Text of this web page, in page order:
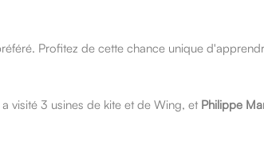
Profitez de cette chance unique
visité 3 usines de kite et de Wing, et Philippe